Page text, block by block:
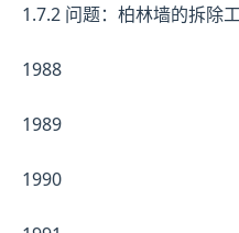
1.7.2 问题：柏林墙的拆除
1988
1989
1990